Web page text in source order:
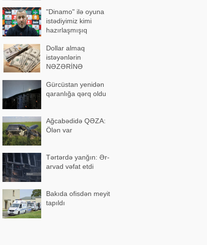
"Dinamo" ilə oyuna
istədiyimiz kimi
hazırlaşmışıq
Dollar almaq
istəyənlərin
NƏZƏRİNƏ
Gürcüstan yenidən
qaranlığa qərq oldu
Ağcabədidə QƏZA:
Ölən var
Tərtərdə yanğın: Ər-
arvad vəfat etdi
Bakıda ofisdən meyit
tapıldı